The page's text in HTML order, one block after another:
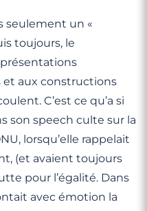
seulement un «
toujours, le
et aux constructions
C’est ce qu’a si
son speech culte sur la
lorsqu’elle rappelait
(et avaient toujours
pour l’égalité. Dans
avec émotion la